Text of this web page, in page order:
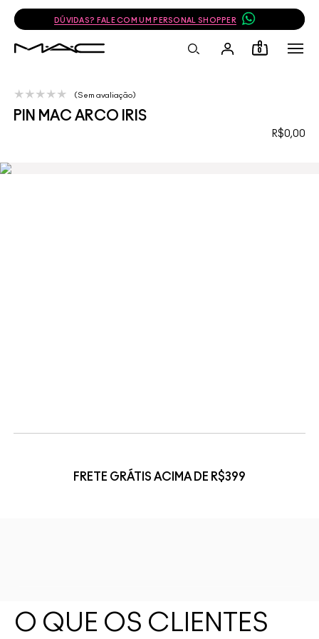
DÚVIDAS? FALE COM UM PERSONAL SHOPPER
0
PIN MAC ARCO IRIS
R$0,00
Sem avaliação
FRETE GRÁTIS ACIMA DE R$399
O QUE OS CLIENTES